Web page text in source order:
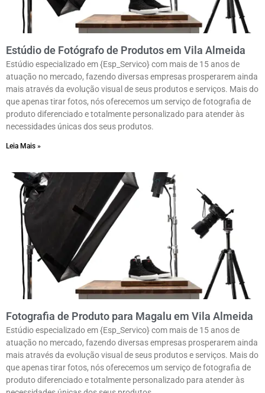
Estúdio de Fotógrafo de Produtos em Vila Almeida
Estúdio especializado em {Esp_Servico} com mais de 15 anos de
atuação no mercado, fazendo diversas empresas prosperarem ainda
mais através da evolução visual de seus produtos e serviços. Mais do
que apenas tirar fotos, nós oferecemos um serviço de fotografia de
produto diferenciado e totalmente personalizado para atender às
necessidades únicas dos seus produtos.
Leia Mais »
Fotografia de Produto para Magalu em Vila Almeida
Estúdio especializado em {Esp_Servico} com mais de 15 anos de
atuação no mercado, fazendo diversas empresas prosperarem ainda
mais através da evolução visual de seus produtos e serviços. Mais do
que apenas tirar fotos, nós oferecemos um serviço de fotografia de
produto diferenciado e totalmente personalizado para atender às